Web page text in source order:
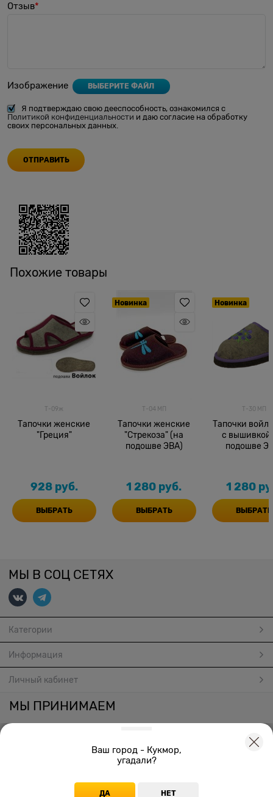
Отзыв
Изображение ВЫБЕРИТЕ ФАЙЛ
Я подтверждаю свою дееспособность, ознакомился с
Политикой конфиденциальности и даю согласие на обработку
своих персональных данных.
Похожие товары
Т-09ж
Тапочки женские
"Греция"
928 руб.
ВЫБРАТЬ
Новинка
Т-04 МП
Тапочки женские
"Стрекоза" (на
подошве ЭВА)
1 280 руб.
ВЫБРАТЬ
Новинка
Т-30 МП
Тапочки
с вышивкой
подошве
1 280
ВЫБРАТЬ
МЫ В СОЦ СЕТЯХ
Категории
Информация
Личный кабинет
МЫ ПРИНИМАЕМ
© 2026
Ваш город - Кукмор,
угадали?
ДА НЕТ